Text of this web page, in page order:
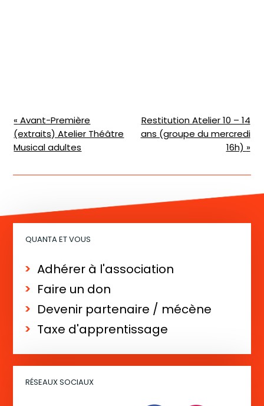
N
a
i
a
n
« Avant-Première
(extraits) Atelier Théâtre
Musical adultes
Restitution Atelier 10 – 14
ans (groupe du mercredi
16h) »
QUANTA ET VOUS
Adhérer à l'association
Faire un don
Devenir partenaire / mécène
Taxe d'apprentissage
RÉSEAUX SOCIAUX